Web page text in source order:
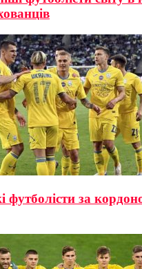
футболісти за